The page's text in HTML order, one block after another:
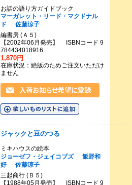
お話の語り方ガイドブック
マーガレット・リード・マクドナル
ド
佐藤涼子
編書房 (Ａ５)
【2002年06月発売】 ISBNコード 9
784434018916
1,870円
在庫状況：絶版のためご注文いただけ
ません
ジャックと豆のつる
ミキハウスの絵本
ジョーゼフ・ジェイコブズ
飯野和
好
佐藤涼子
三起商行 (Ｂ５)
【1988年05月発売】 ISBNコード 9